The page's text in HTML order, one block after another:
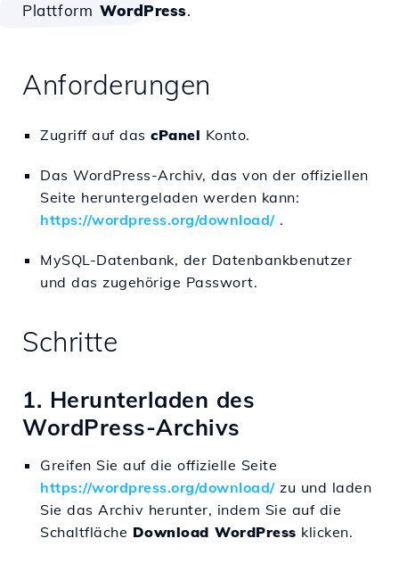
Plattform WordPress.
Anforderungen
Zugriff auf das cPanel Konto.
Das WordPress-Archiv, das von der offiziellen
Seite heruntergeladen werden kann:
https://wordpress.org/download/ .
MySQL-Datenbank, der Datenbankbenutzer
und das zugehörige Passwort.
Schritte
1. Herunterladen des
WordPress-Archivs
Greifen Sie auf die offizielle Seite
https://wordpress.org/download/ zu und laden
Sie das Archiv herunter, indem Sie auf die
Schaltfläche Download WordPress klicken.